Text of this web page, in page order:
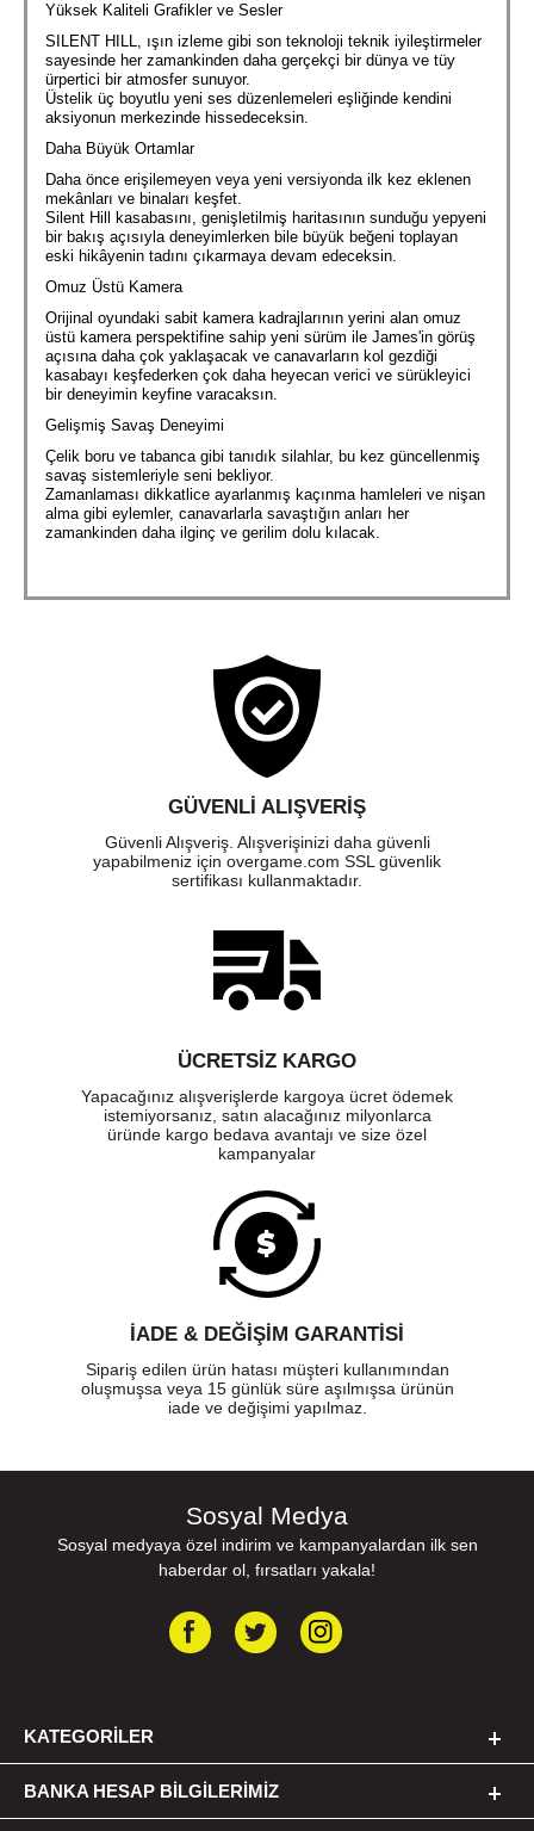
Yüksek Kaliteli Grafikler ve Sesler
SILENT HILL, ışın izleme gibi son teknoloji teknik iyileştirmeler
sayesinde her zamankinden daha gerçekçi bir dünya ve tüy
ürpertici bir atmosfer sunuyor.
Üstelik üç boyutlu yeni ses düzenlemeleri eşliğinde kendini
aksiyonun merkezinde hissedeceksin.
Daha Büyük Ortamlar
Daha önce erişilemeyen veya yeni versiyonda ilk kez eklenen
mekânları ve binaları keşfet.
Silent Hill kasabasını, genişletilmiş haritasının sunduğu yepyeni
bir bakış açısıyla deneyimlerken bile büyük beğeni toplayan
eski hikâyenin tadını çıkarmaya devam edeceksin.
Omuz Üstü Kamera
Orijinal oyundaki sabit kamera kadrajlarının yerini alan omuz
üstü kamera perspektifine sahip yeni sürüm ile James'in görüş
açısına daha çok yaklaşacak ve canavarların kol gezdiği
kasabayı keşfederken çok daha heyecan verici ve sürükleyici
bir deneyimin keyfine varacaksın.
Gelişmiş Savaş Deneyimi
Çelik boru ve tabanca gibi tanıdık silahlar, bu kez güncellenmiş
savaş sistemleriyle seni bekliyor.
Zamanlaması dikkatlice ayarlanmış kaçınma hamleleri ve nişan
alma gibi eylemler, canavarlarla savaştığın anları her
zamankinden daha ilginç ve gerilim dolu kılacak.
GÜVENLI ALIŞVERIŞ
Güvenli Alışveriş. Alışverişinizi daha güvenli
yapabilmeniz için overgame.com SSL güvenlik
sertifikası kullanmaktadır.
ÜCRETSIZ KARGO
Yapacağınız alışverişlerde kargoya ücret ödemek
istemiyorsanız, satın alacağınız milyonlarca
üründe kargo bedava avantajı ve size özel
kampanyalar
İADE & DEĞİŞİM GARANTİSİ
Sipariş edilen ürün hatası müşteri kullanımından
oluşmuşsa veya 15 günlük süre aşılmışsa ürünün
iade ve değişimi yapılmaz.
Sosyal Medya
Sosyal medyaya özel indirim ve kampanyalardan ilk sen
haberdar ol, fırsatları yakala!
KATEGORILER
BANKA HESAP BILGILERIMIZ